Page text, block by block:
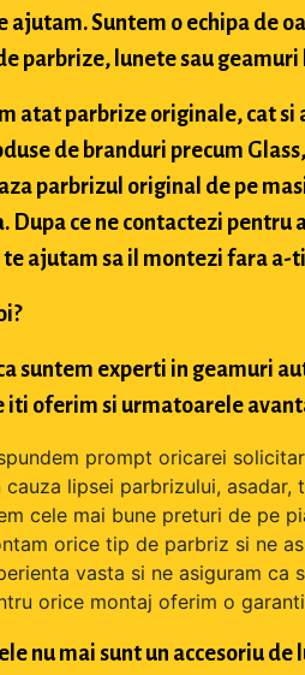
ajutam. Suntem o echipa de
parbrize, lunete sau
atat parbrize originale, cat
de branduri precum
parbrizul original de pe
Dupa ce ne contactezi
te ajutam sa il montezi fara a-
suntem experti in geamuri
iti oferim si urmatoarele
prompt oricarei
cauza lipsei parbrizului,
cele mai bune preturi de pe
orice tip de parbriz si ne
vasta si ne asiguram ca
orice montaj oferim o
nu mai sunt un accesoriu